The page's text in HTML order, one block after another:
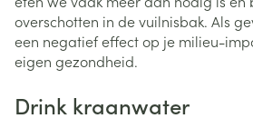
overschotten in de vuilnisbak. Als
een negatief effect op je milieu-
eigen gezondheid.
Drink kraanwater